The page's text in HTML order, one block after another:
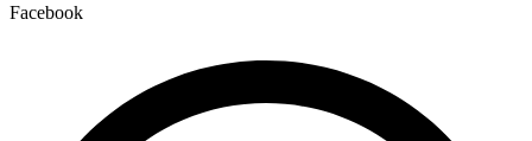
Facebook